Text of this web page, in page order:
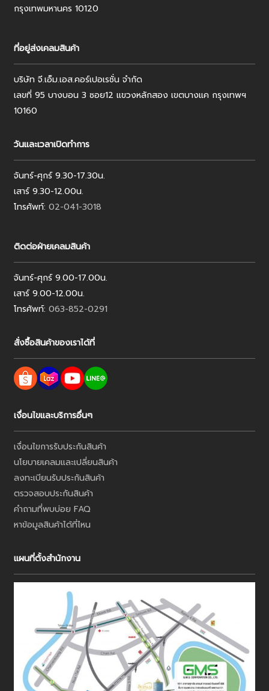
กรุงเทพมหานคร 10120
ที่อยู่ส่งเคลมสินค้า
บริษัท จี.เอ็ม.เอส.คอร์เปอเรชั่น จำกัด
เลขที่ 95 บางบอน 3 ซอย12 แขวงหลักสอง เขตบางแค กรุงเทพฯ
10160
วันและเวลาเปิดทำการ
จันทร์-ศุกร์ 9.30-17.30น.
เสาร์ 9.30-12.00น.
โทรศัพท์: 02-041-3018
ติดต่อฝ่ายเคลมสินค้า
จันทร์-ศุกร์ 9.00-17.00น.
เสาร์ 9.00-12.00น.
โทรศัพท์: 063-852-0291
สั่งซื้อสินค้าของเราได้ที่
เงื่อนไขและบริการอื่นๆ
เงื่อนไขการรับประกันสินค้า
นโยบายเคลมและเปลี่ยนสินค้า
ลงทะเบียนรับประกันสินค้า
ตรวจสอบประกันสินค้า
คำถามที่พบบ่อย FAQ
หาข้อมูลสินค้าได้ที่ไหน
แผนที่ตั้งสำนักงาน